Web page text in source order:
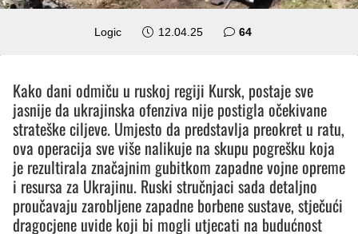
Logic 12.04.25 64komentara
Kako dani odmiču u ruskoj regiji Kursk, postaje sve
jasnije da ukrajinska ofenziva nije postigla očekivane
strateške ciljeve. Umjesto da predstavlja preokret u ratu,
ova operacija sve više nalikuje na skupu pogrešku koja
je rezultirala značajnim gubitkom zapadne vojne opreme
i resursa za Ukrajinu. Ruski stručnjaci sada detaljno
proučavaju zarobljene zapadne borbene sustave, stječući
dragocjene uvide koji bi mogli utjecati na budućnost